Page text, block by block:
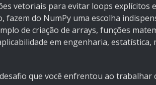
vetoriais para evitar loops explícitos
fazem do NumPy uma escolha
de criação de arrays, funções
em engenharia, estatística,
que você enfrentou ao trabalhar